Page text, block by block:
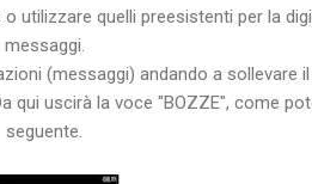
utilizzare quelli preesistenti per la
messaggi.
(messaggi) andando a sollevare
uscirà la voce "BOZZE", come
seguente.